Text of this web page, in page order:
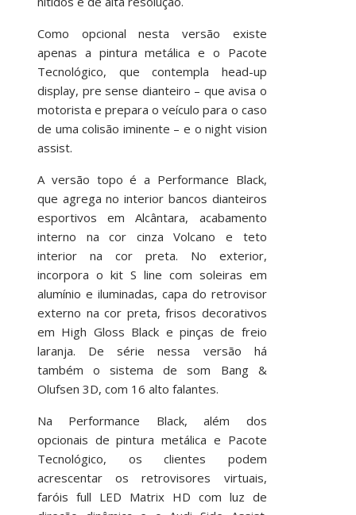
Como opcional nesta versão existe
apenas a pintura metálica e o Pacote
Tecnológico, que contempla head-up
display, pre sense dianteiro – que avisa o
motorista e prepara o veículo para o caso
de uma colisão iminente – e o night vision
assist.
A versão topo é a Performance Black,
que agrega no interior bancos dianteiros
esportivos em Alcântara, acabamento
interno na cor cinza Volcano e teto
interior na cor preta. No exterior,
incorpora o kit S line com soleiras em
alumínio e iluminadas, capa do retrovisor
externo na cor preta, frisos decorativos
em High Gloss Black e pinças de freio
laranja. De série nessa versão há
também o sistema de som Bang &
Olufsen 3D, com 16 alto falantes.
Na Performance Black, além dos
opcionais de pintura metálica e Pacote
Tecnológico, os clientes podem
acrescentar os retrovisores virtuais,
faróis full LED Matrix HD com luz de